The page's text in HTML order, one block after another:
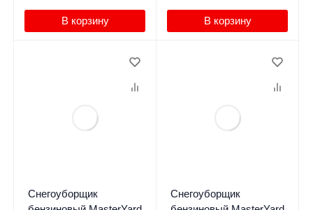
В корзину В корзину
Снегоуборщик
Снегоуборщик